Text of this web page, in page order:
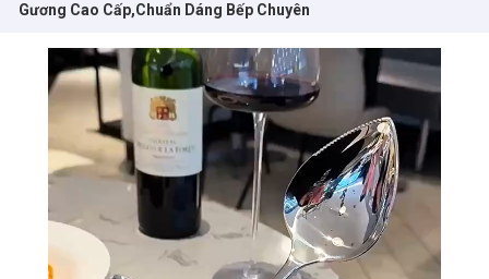
Gương Cao Cấp,Chuẩn Dáng Bếp Chuyên